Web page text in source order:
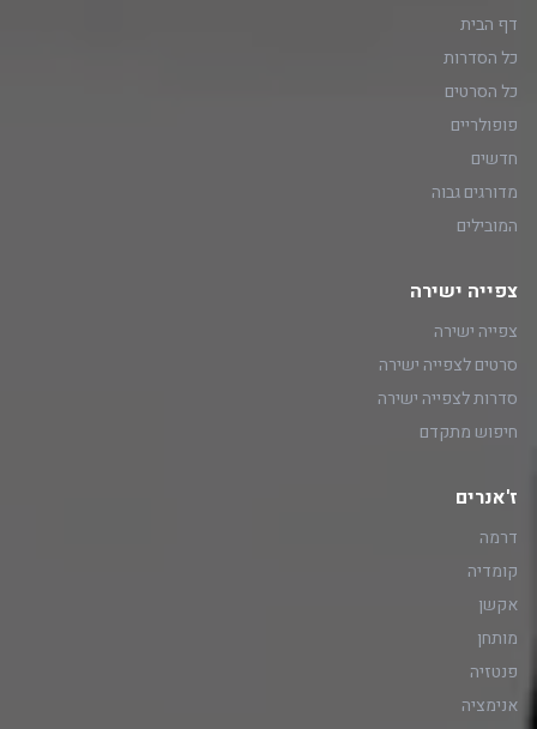
דף הבית
כל הסדרות
כל הסרטים
פופולריים
חדשים
מדורגים גבוה
המובילים
צפייה ישירה
צפייה ישירה
סרטים לצפייה ישירה
סדרות לצפייה ישירה
חיפוש מתקדם
ז'אנרים
דרמה
קומדיה
אקשן
מותחן
פנטזיה
אנימציה